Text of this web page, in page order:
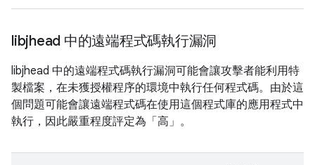
libjhead 中的遠端程式碼執行漏洞
libjhead 中的遠端程式碼執行漏洞可能會讓攻擊者能利用特
製檔案，在未獲授權程序的環境中執行任何程式碼。由於這
個問題可能會讓遠端程式碼在使用這個程式庫的應用程式中
執行，因此嚴重程度評定為「高」。